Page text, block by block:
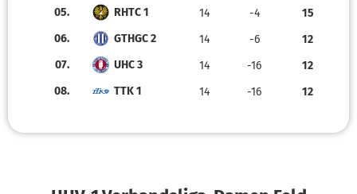
05.
RHTC 1 14 -4
15
06.
GTHGC 2 14 -6
12
07.
UHC 3 14 -16
12
08.
TTK 1 14 -16 12